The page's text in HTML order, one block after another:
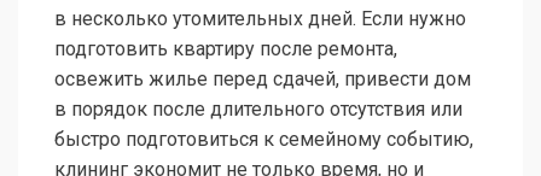
в несколько утомительных дней. Если нужно
подготовить квартиру после ремонта,
освежить жилье перед сдачей, привести дом
в порядок после длительного отсутствия или
быстро подготовиться к семейному событию,
клининг экономит не только время, но и